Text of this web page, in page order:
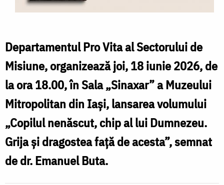
Departamentul Pro Vita al Sectorului de
Misiune, organizează joi, 18 iunie 2026, de
la ora 18.00, în Sala „Sinaxar” a Muzeului
Mitropolitan din Iași, lansarea volumului
„Copilul nenăscut, chip al lui Dumnezeu.
Grija și dragostea față de acesta”, semnat
de dr. Emanuel Buta.